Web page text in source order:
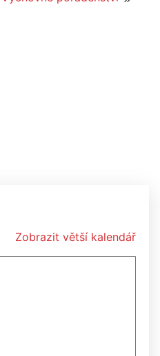
Zobrazit větší kalendář